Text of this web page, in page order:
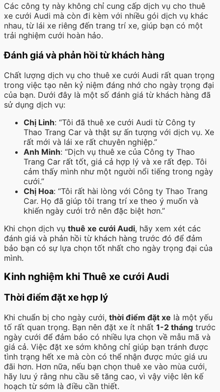
Các công ty này không chỉ cung cấp dịch vụ cho thuê
xe cưới Audi mà còn đi kèm với nhiều gói dịch vụ khác
nhau, từ lái xe riêng đến trang trí xe, giúp bạn có một
trải nghiệm cưới hoàn hảo.
Đánh giá và phản hồi từ khách hàng
Chất lượng dịch vụ cho thuê xe cưới Audi rất quan trọng
trong việc tạo nên kỷ niệm đáng nhớ cho ngày trọng đại
của bạn. Dưới đây là một số đánh giá từ khách hàng đã
sử dụng dịch vụ:
Chị Linh: “Tôi đã thuê xe cưới Audi từ Công ty
Thao Trang Car và thật sự ấn tượng với dịch vụ. Xe
rất mới và lái xe rất chuyên nghiệp.”
Anh Minh: “Dịch vụ thuê xe của Công ty Thao
Trang Car rất tốt, giá cả hợp lý và xe rất đẹp. Tôi
cảm thấy mình như một người nổi tiếng trong ngày
cưới.”
Chị Hoa: “Tôi rất hài lòng với Công ty Thao Trang
Car. Họ đã giúp tôi trang trí xe theo ý muốn và
khiến ngày cưới trở nên đặc biệt hơn.”
Khi chọn dịch vụ thuê xe cưới Audi, hãy xem xét các
đánh giá và phản hồi từ khách hàng trước đó để đảm
bảo bạn có sự lựa chọn tốt nhất cho ngày trọng đại của
mình.
Kinh nghiệm khi Thuê xe cưới Audi
Thời điểm đặt xe hợp lý
Khi chuẩn bị cho ngày cưới, thời điểm đặt xe là một yếu
tố rất quan trọng. Bạn nên đặt xe ít nhất 1-2 tháng trước
ngày cưới để đảm bảo có nhiều lựa chọn về mẫu mã và
giá cả. Việc đặt xe sớm không chỉ giúp bạn tránh được
tình trạng hết xe mà còn có thể nhận được mức giá ưu
đãi hơn. Hơn nữa, nếu bạn chọn thuê xe vào mùa cưới,
hãy lưu ý rằng nhu cầu sẽ tăng cao, vì vậy việc lên kế
hoạch từ sớm là điều cần thiết.